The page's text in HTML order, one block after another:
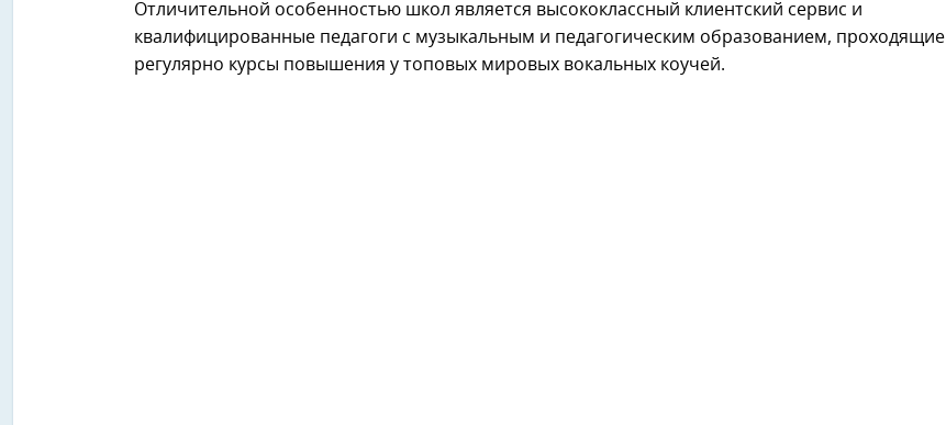
Отличительной особенностью школ является высококлассный клиентский сервис и
квалифицированные педагоги с музыкальным и педагогическим образованием, проходящие
регулярно курсы повышения у топовых мировых вокальных коучей.